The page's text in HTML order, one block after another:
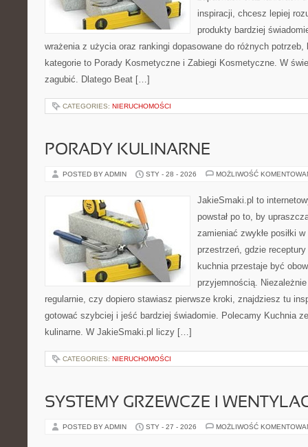
inspiracji, chcesz lepiej
produkty bardziej
wrażenia z użycia oraz rankingi dopasowane do różnych potrzeb,
kategorie to Porady Kosmetyczne i Zabiegi Kosmetyczne. W
zagubić. Dlatego Beat […]
CATEGORIES: NIERUCHOMOŚCI
PORADY KULINARNE
POSTED BY ADMIN STY - 28 - 2026 MOŻLIWOŚĆ
JakieSmaki.pl to
powstał po to, by
zamieniać zwykłe posiłki
przestrzeń, gdzie
kuchnia przestaje być
przyjemnością.
regularnie, czy dopiero stawiasz pierwsze kroki, znajdziesz tu
gotować szybciej i jeść bardziej świadomie. Polecamy Kuchnia
kulinarne. W JakieSmaki.pl liczy […]
CATEGORIES: NIERUCHOMOŚCI
SYSTEMY GRZEWCZE I
POSTED BY ADMIN STY - 27 - 2026 MOŻLIWOŚĆ